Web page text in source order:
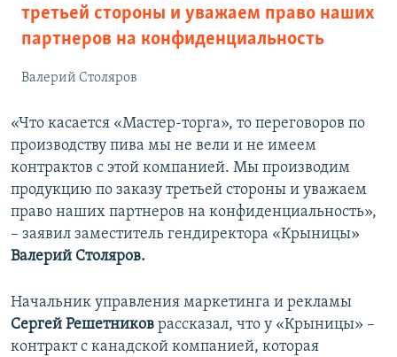
третьей стороны и уважаем право наших
партнеров на конфиденциальность
Валерий Столяров
«Что касается «Мастер-торга», то переговоров по
производству пива мы не вели и не имеем
контрактов с этой компанией. Мы производим
продукцию по заказу третьей стороны и уважаем
право наших партнеров на конфиденциальность»,
– заявил заместитель гендиректора «Крыницы»
Валерий Столяров.
Начальник управления маркетинга и рекламы
Сергей Решетников рассказал, что у «Крыницы» –
контракт с канадской компанией, которая